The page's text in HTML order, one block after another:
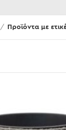
Προϊόντα με